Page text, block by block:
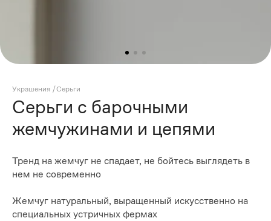
Украшения /Серьги
Серьги с барочными
жемчужинами и цепями
Тренд на жемчуг не спадает, не бойтесь выглядеть в
нем не современно
Жемчуг натуральный, выращенный искусственно на
специальных устричных фермах